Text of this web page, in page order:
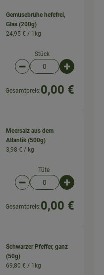
Gemüsebrühe hefefrei,
Glas (200g)
24,95 € / 1kg
Stück
Artikelanzahl
Gesamtpreis:0,00 €
Meersalz aus dem
Atlantik (500g)
3,98 € / kg
Tüte
Artikelanzahl
Gesamtpreis:0,00 €
Schwarzer Pfeffer, ganz
(50g)
69,80 € / 1kg